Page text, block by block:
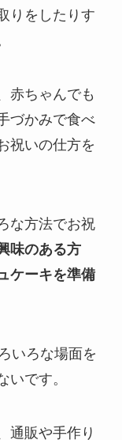
りをしたりす
赤ちゃんでも
づかみで食べ
祝いの仕方を
な方法でお祝
味のある方
ケーキを準備
いろな場面を
いです。
通販や手作り